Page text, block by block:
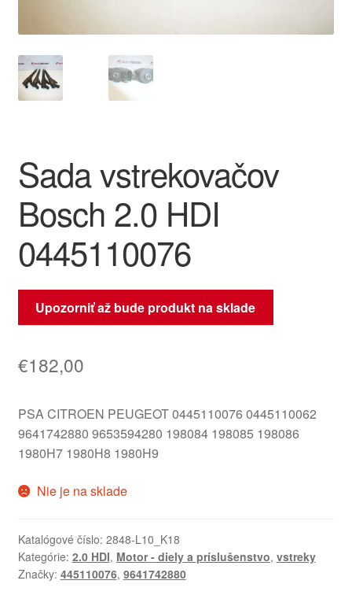
Platby
Reklamace
Reklamačný poriadok
Sada vstrekovačov
Bosch 2.0 HDI
0445110076
Upozorniť až bude produkt na sklade
€182,00
PSA CITROEN PEUGEOT 0445110076 0445110062
9641742880 9653594280 198084 198085 198086
1980H7 1980H8 1980H9
Nie je na sklade
Katalógové číslo: 2848-L10_K18
Kategórie: 2.0 HDI, Motor - diely a príslušenstvo, vstreky
Značky: 445110076, 9641742880